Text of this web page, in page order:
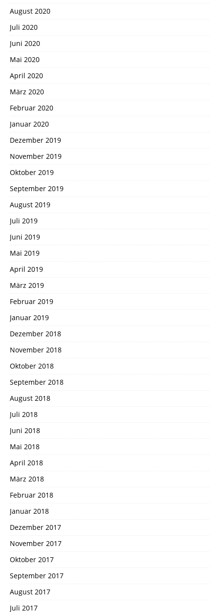
August 2020
Juli 2020
Juni 2020
Mai 2020
April 2020
März 2020
Februar 2020
Januar 2020
Dezember 2019
November 2019
Oktober 2019
September 2019
August 2019
Juli 2019
Juni 2019
Mai 2019
April 2019
März 2019
Februar 2019
Januar 2019
Dezember 2018
November 2018
Oktober 2018
September 2018
August 2018
Juli 2018
Juni 2018
Mai 2018
April 2018
März 2018
Februar 2018
Januar 2018
Dezember 2017
November 2017
Oktober 2017
September 2017
August 2017
Juli 2017